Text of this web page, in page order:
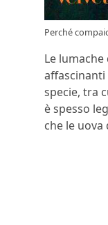
Perché
Le
affascinanti
specie, tra
è spesso
che le